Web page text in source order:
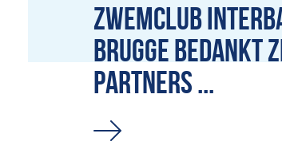
ZWEMCLUB
BRUGGE BEDANKT
PARTNERS ...